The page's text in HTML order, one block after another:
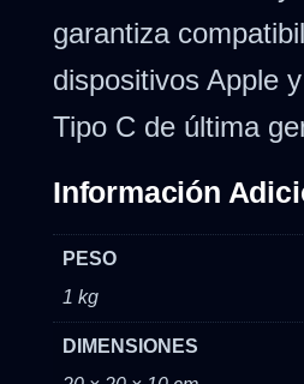
garantiza
dispositivos Apple
Tipo C de última
Información
PESO
1 kg
DIMENSIONES